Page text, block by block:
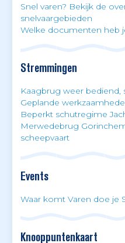
Snel varen? Bekijk de
snelvaargebieden
Welke documenten heb
Stremmingen
Kaagbrug weer
Geplande
Beperkt schutregime
Merwedebrug
scheepvaart
Events
Waar komt Varen doe je
Knooppuntenkaart